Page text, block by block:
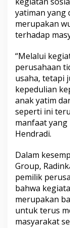
yatiman yang
merupakan
terhadap
“Melalui
perusahaan
usaha, tetapi
kepedulian
anak yatim
seperti ini
manfaat yang
Hendradi.
Dalam
Group,
pemilik
bahwa
merupakan
untuk terus
masyarakat